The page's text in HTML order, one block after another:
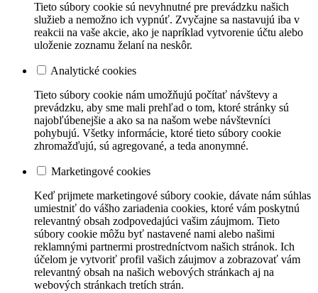
Tieto súbory cookie sú nevyhnutné pre prevádzku našich
služieb a nemožno ich vypnúť. Zvyčajne sa nastavujú iba v
reakcii na vaše akcie, ako je napríklad vytvorenie účtu alebo
uloženie zoznamu želaní na neskôr.
Analytické cookies
Tieto súbory cookie nám umožňujú počítať návštevy a
prevádzku, aby sme mali prehľad o tom, ktoré stránky sú
najobľúbenejšie a ako sa na našom webe návštevníci
pohybujú. Všetky informácie, ktoré tieto súbory cookie
zhromažďujú, sú agregované, a teda anonymné.
Marketingové cookies
Keď prijmete marketingové súbory cookie, dávate nám súhlas
umiestniť do vášho zariadenia cookies, ktoré vám poskytnú
relevantný obsah zodpovedajúci vašim záujmom. Tieto
súbory cookie môžu byť nastavené nami alebo našimi
reklamnými partnermi prostredníctvom našich stránok. Ich
účelom je vytvoriť profil vašich záujmov a zobrazovať vám
relevantný obsah na našich webových stránkach aj na
webových stránkach tretích strán.